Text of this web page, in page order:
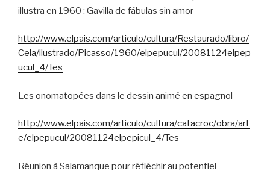
illustra en 1960 : Gavilla de fábulas sin amor
http://www.elpais.com/articulo/cultura/Restaurado/libro/
Cela/ilustrado/Picasso/1960/elpepucul/20081124elpep
ucul_4/Tes
Les onomatopées dans le dessin animé en espagnol
http://www.elpais.com/articulo/cultura/catacroc/obra/art
e/elpepucul/20081124elpepicul_4/Tes
Réunion à Salamanque pour réfléchir au potentiel